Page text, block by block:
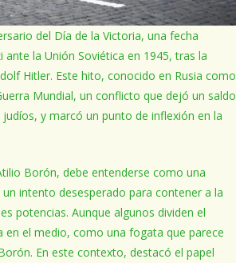
del Día de la Victoria, una fecha
la Unión Soviética en 1945, tras la
Hitler. Este hito, conocido en Rusia como
Mundial, un conflicto que dejó un saldo
y marcó un punto de inflexión en la
Borón, debe entenderse como una
intento desesperado para contener a la
potencias. Aunque algunos dividen el
el medio, como una fogata que parece
En este contexto, destacó el papel